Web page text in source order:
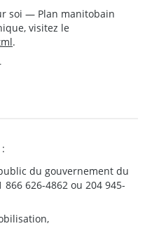
soi — Plan manitobain
visitez le
.
du gouvernement du
866 626-4862 ou 204 945-